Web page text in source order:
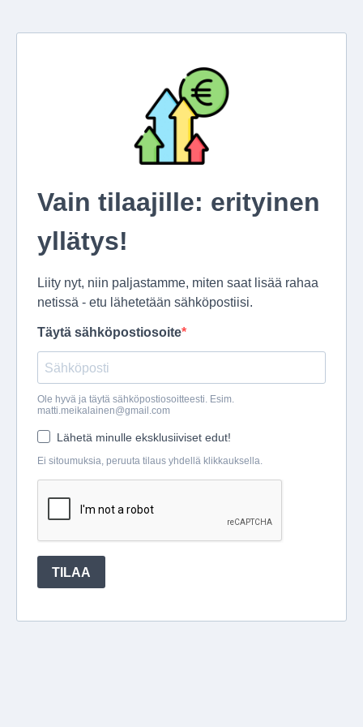
Vain tilaajille: erityinen
yllätys!
Liity nyt, niin paljastamme, miten saat lisää rahaa
netissä - etu lähetetään sähköpostiisi.
Täytä sähköpostiosoite
Ole hyvä ja täytä sähköpostiosoitteesti. Esim.
matti.meikalainen@gmail.com
Lähetä minulle eksklusiiviset edut!
Ei sitoumuksia, peruuta tilaus yhdellä klikkauksella.
TILAA